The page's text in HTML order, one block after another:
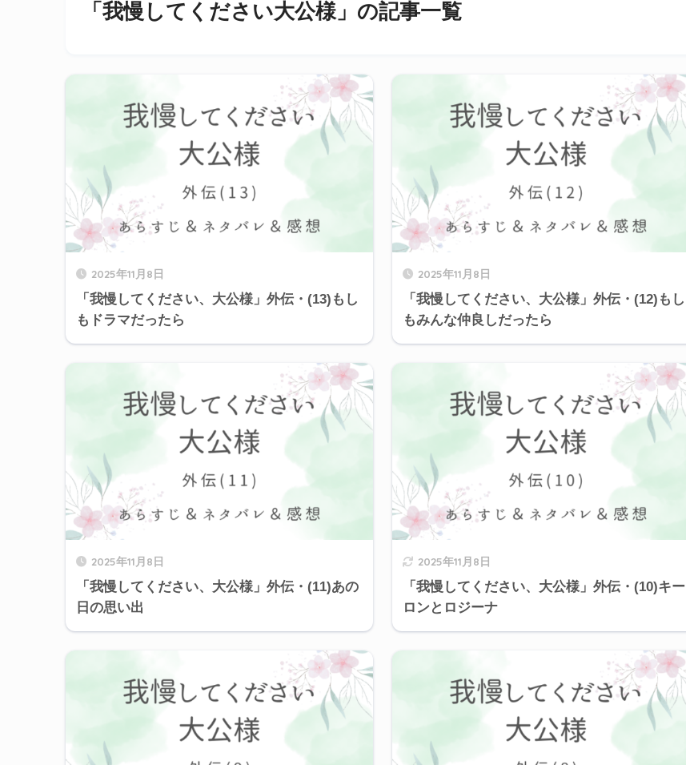
「我慢してください大公様」の記事一覧
2025年11月8日
「我慢してください、大公様」外伝・(13)もし
もドラマだったら
2025年11月8日
「我慢してください、大公様」外伝・(12)もし
もみんな仲良しだったら
2025年11月8日
「我慢してください、大公様」外伝・(11)あの
日の思い出
2025年11月8日
「我慢してください、大公様」外伝・(10)キー
ロンとロジーナ